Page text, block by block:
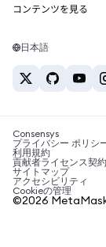
Web3サービス
サポート
キャリア
お問い合わせ
Tetherの価格
USDT→INR
BTC→INR
ETH→USDT
ETHの購入
USDTの購入
SHIBの購入
BNBの購入
コンテンツを見る
Solanaウォレット
税制関連ニュース
暗号資産の購入方法は
ビットコインを売るに
日本語
Consensys
プライバシー ポリシ
利用規約
貢献者ライセンス契約
サイトマップ
アクセシビリティ
Cookieの管理
©2026